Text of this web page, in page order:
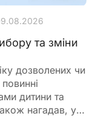
та зміни
дозволених чи
дитини та
нагадав, у